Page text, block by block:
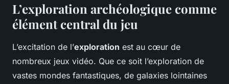
L’exploration archéologique comme
élément central du jeu
L’excitation de l’exploration est au cœur de
nombreux jeux vidéo. Que ce soit l’exploration de
vastes mondes fantastiques, de galaxies lointaines